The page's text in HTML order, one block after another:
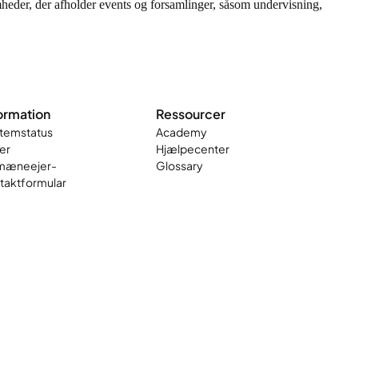
der afholder events og forsamlinger, såsom undervisning,
Ressourcer
Academy
Hjælpecenter
Glossary